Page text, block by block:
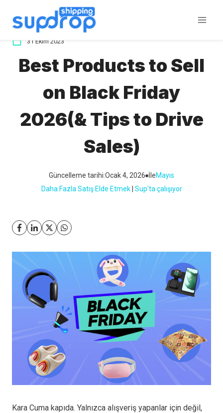
31 Ekim 2023
Best Products to Sell
on Black Friday
2026(& Tips to Drive
Sales)
Güncelleme tarihi:Ocak 4, 2026 İleMayıs
Daha Fazla Satış Elde Etmek | Sup'ta çalışıyor
Kara Cuma kapıda. Yalnızca alışveriş yapanlar için değil,